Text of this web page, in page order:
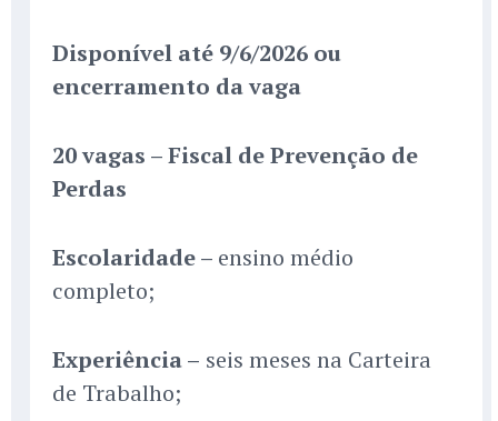
Disponível até 9/6/2026 ou
encerramento da vaga
20 vagas – Fiscal de Prevenção de
Perdas
Escolaridade – ensino médio
completo;
Experiência – seis meses na Carteira
de Trabalho;